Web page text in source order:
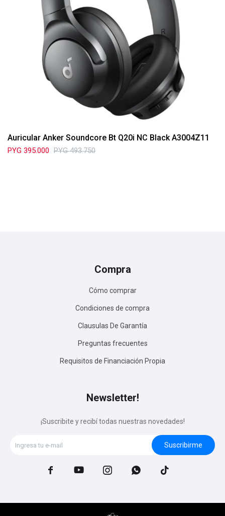
Auricular Anker Soundcore Bt Q20i NC Black A3004Z11
PYG 395.000 PYG 493.750
Compra
Cómo comprar
Condiciones de compra
Clausulas De Garantía
Preguntas frecuentes
Requisitos de Financiación Propia
Newsletter!
¡Suscribite y recibí todas nuestras novedades!
Suscribirme
    